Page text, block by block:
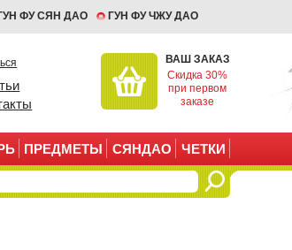
ФУ СЯН ДАО ГУН ФУ ЧЖУ ДАО
ВАШ ЗАКАЗ
Скидка 30%
при первом
заказе
ПРЕДМЕТЫ СЯНДАО ЧЕТКИ